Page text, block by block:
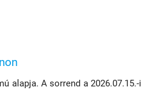
alapja. A sorrend a 2026.07.15.-i